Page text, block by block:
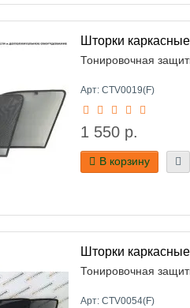
Шторки
Тонировочная
Арт: CTV0019(F)
1 550 р.
В корзину
Шторки
Тонировочная
Арт: CTV0054(F)